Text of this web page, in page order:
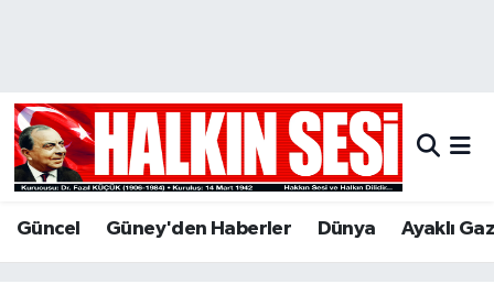
Güncel Güney'den Haberler Dünya Ayaklı
Hava Durumu
Trafik Durumu